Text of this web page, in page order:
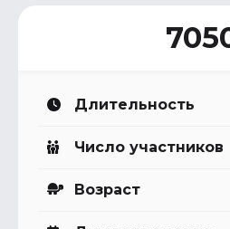
Длительность
Число участников
Возраст